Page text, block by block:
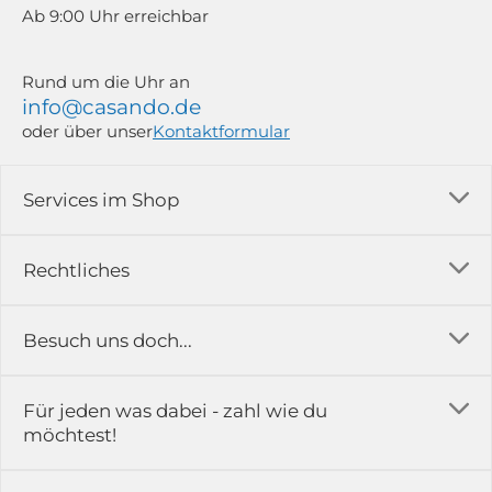
Rechtliches
Impressum
Rückgabe & Reklamation
Services im Shop
Versandkosten
Erfahrungsberichte & Bewertungen
Kontakt
Besuch uns doch...
in der Ausstellung...
Ab 9:00 Uhr erreichbar
Rund um die Uhr an
info@casando.de
oder über unserKontaktformular
Für jeden was dabei - zahl wie du
möchtest!